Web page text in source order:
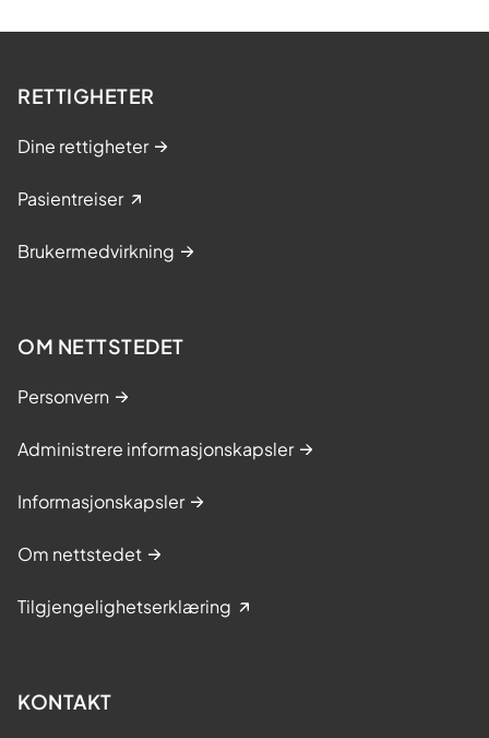
RETTIGHETER
Dine rettigheter
Pasientreiser
Brukermedvirkning
OM NETTSTEDET
Personvern
Administrere informasjonskapsler
Informasjonskapsler
Om nettstedet
Tilgjengelighetserklæring
KONTAKT